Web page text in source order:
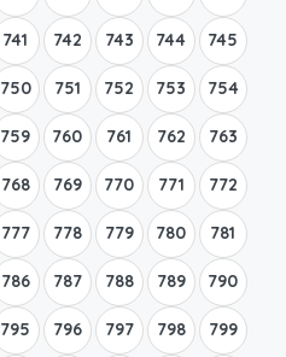
741 742 743 744 745
750 751 752 753 754
759 760 761 762 763
768 769 770 771 772
777 778 779 780 781
786 787 788 789 790
795 796 797 798 799